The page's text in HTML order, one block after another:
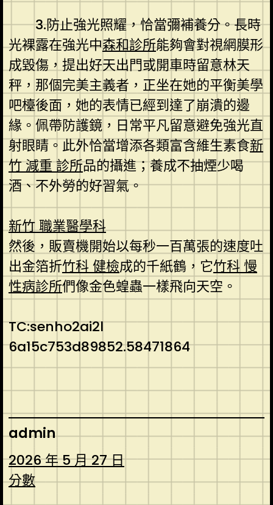
3.防止強光照耀，恰當彌補養分。長時
光裸露在強光中森和診所能夠會對視網膜形
成毀傷，提出好天出門或開車時留意林天
秤，那個完美主義者，正坐在她的平衡美學
吧檯後面，她的表情已經到達了崩潰的邊
緣。佩帶防護鏡，日常平凡留意避免強光直
射眼睛。此外恰當增添各類富含維生素食新
竹 減重 診所品的攝進；養成不抽煙少喝
酒、不外勞的好習氣。
新竹 職業醫學科
然後，販賣機開始以每秒一百萬張的速度吐
出金箔折竹科 健檢成的千紙鶴，它竹科 慢
性病診所們像金色蝗蟲一樣飛向天空。
TC:senho2ai2l
6a15c753d89852.58471864
admin
2026 年 5 月 27 日
分數